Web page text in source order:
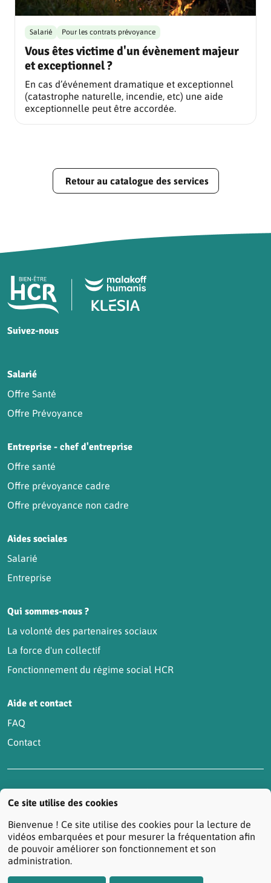
Ce site utilise des cookies
Bienvenue ! Ce site utilise des cookies pour la lecture de
vidéos embarquées et pour mesurer la fréquentation afin
de pouvoir améliorer son fonctionnement et son
administration.
Vous êtes victime d'un évènement majeur
et exceptionnel ?
Salarié Pour les contrats prévoyance
En cas d’événement dramatique et exceptionnel
(catastrophe naturelle, incendie, etc) une aide
exceptionnelle peut être accordée.
Retour au catalogue des services
Pied de page HCR Bien-Être
Suivez-nous
Salarié
Offre Santé
Offre Prévoyance
Entreprise - chef d'entreprise
Offre santé
Offre prévoyance cadre
Offre prévoyance non cadre
Aides sociales
Salarié
Entreprise
Qui sommes-nous ?
La volonté des partenaires sociaux
La force d'un collectif
Fonctionnement du régime social HCR
Aide et contact
FAQ
Contact
Protection des données personnelles
Réclamation/Médiation Santé
Résiliation de votre contrat prévoyancePlan du site